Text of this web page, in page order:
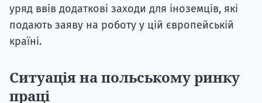
уряд ввів додаткові заходи для іноземців, які
подають заяву на роботу у цій європейській
країні.
Ситуація на польському ринку
праці